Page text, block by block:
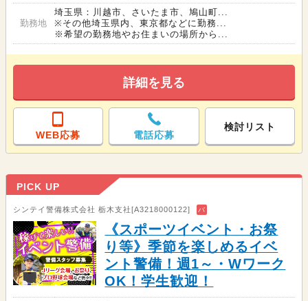
勤務地
埼玉県：川越市、さいたま市、鳩山町...
※その他埼玉県内、東京都などに勤務...
※希望の勤務地やお住まいの場所から...
詳細を見る
WEB応募 電話応募
検討リスト
PICK UP
シンテイ警備株式会社 栃木支社[A3218000122] バ
《スポーツイベント・お祭
り等》季節を楽しめるイベ
ント警備！週1～・Wワーク
OK！学生歓迎！